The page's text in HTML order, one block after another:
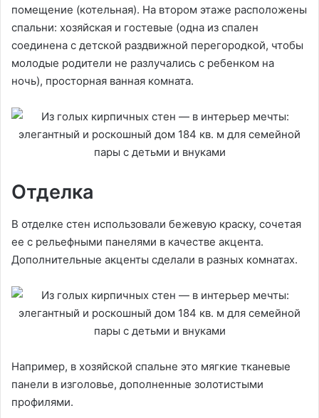
помещение (котельная). На втором этаже расположены
спальни: хозяйская и гостевые (одна из спален
соединена с детской раздвижной перегородкой, чтобы
молодые родители не разлучались с ребенком на
ночь), просторная ванная комната.
Отделка
В отделке стен использовали бежевую краску, сочетая
ее с рельефными панелями в качестве акцента.
Дополнительные акценты сделали в разных комнатах.
Например, в хозяйской спальне это мягкие тканевые
панели в изголовье, дополненные золотистыми
профилями.